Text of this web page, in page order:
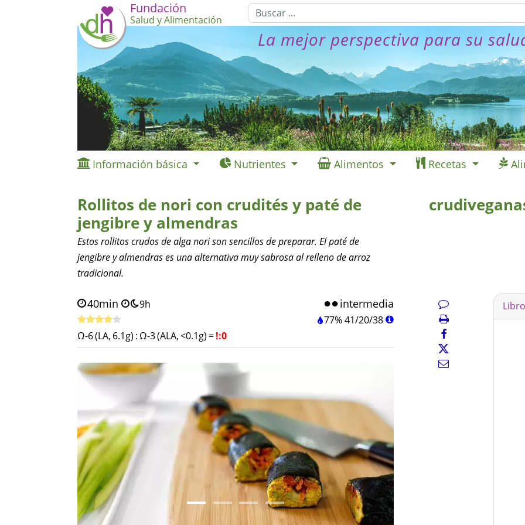
Fundación
Salud y Alimentación
La mejor perspectiva para su
Información básica Nutrientes Alimentos Recetas
Rollitos de nori con crudités y paté de
jengibre y almendras
Estos rollitos crudos de alga nori son sencillos de preparar. El paté de
jengibre y almendras es una alternativa muy sabrosa al relleno de arroz
tradicional.
40min 9h intermedia
77%41/20/38
Ω-6 (LA, 6.1g) :Ω-3 (ALA, <0.1g) =!:0
Libro